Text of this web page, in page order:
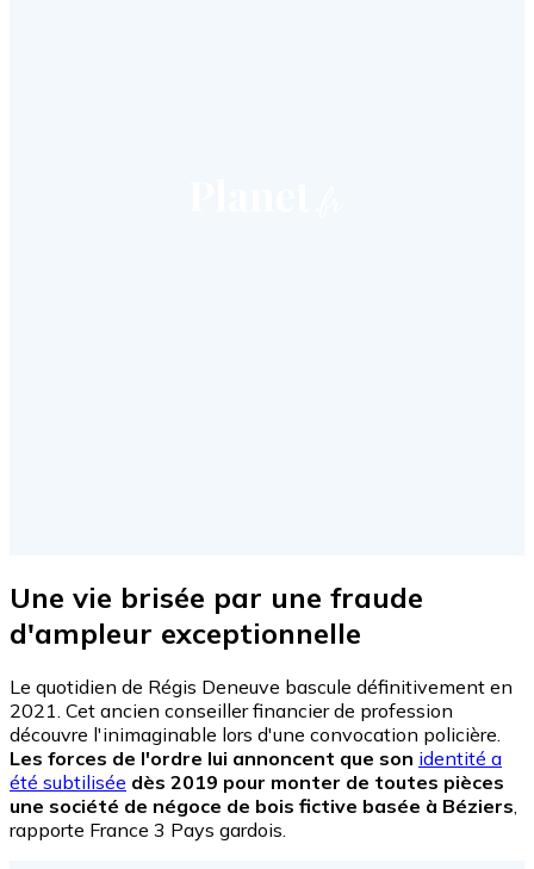
Une vie brisée par une fraude
d'ampleur exceptionnelle
Le quotidien de Régis Deneuve bascule définitivement en
2021. Cet ancien conseiller financier de profession
découvre l'inimaginable lors d'une convocation policière.
Les forces de l'ordre lui annoncent que son identité a
été subtilisée dès 2019 pour monter de toutes pièces
une société de négoce de bois fictive basée à Béziers
rapporte France 3 Pays gardois.